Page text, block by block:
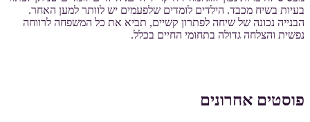
בעיות בשיח מכבד. הילדים לומדים שלפעמים יש לוותר למען האחר.
הבנייה נכונה של שיחה לפתרון קשיים, תביא את כל המשפחה לרווחה
נפשית והצלחה גדולה בתחומי החיים בכלל.
פוסטים אחרונים